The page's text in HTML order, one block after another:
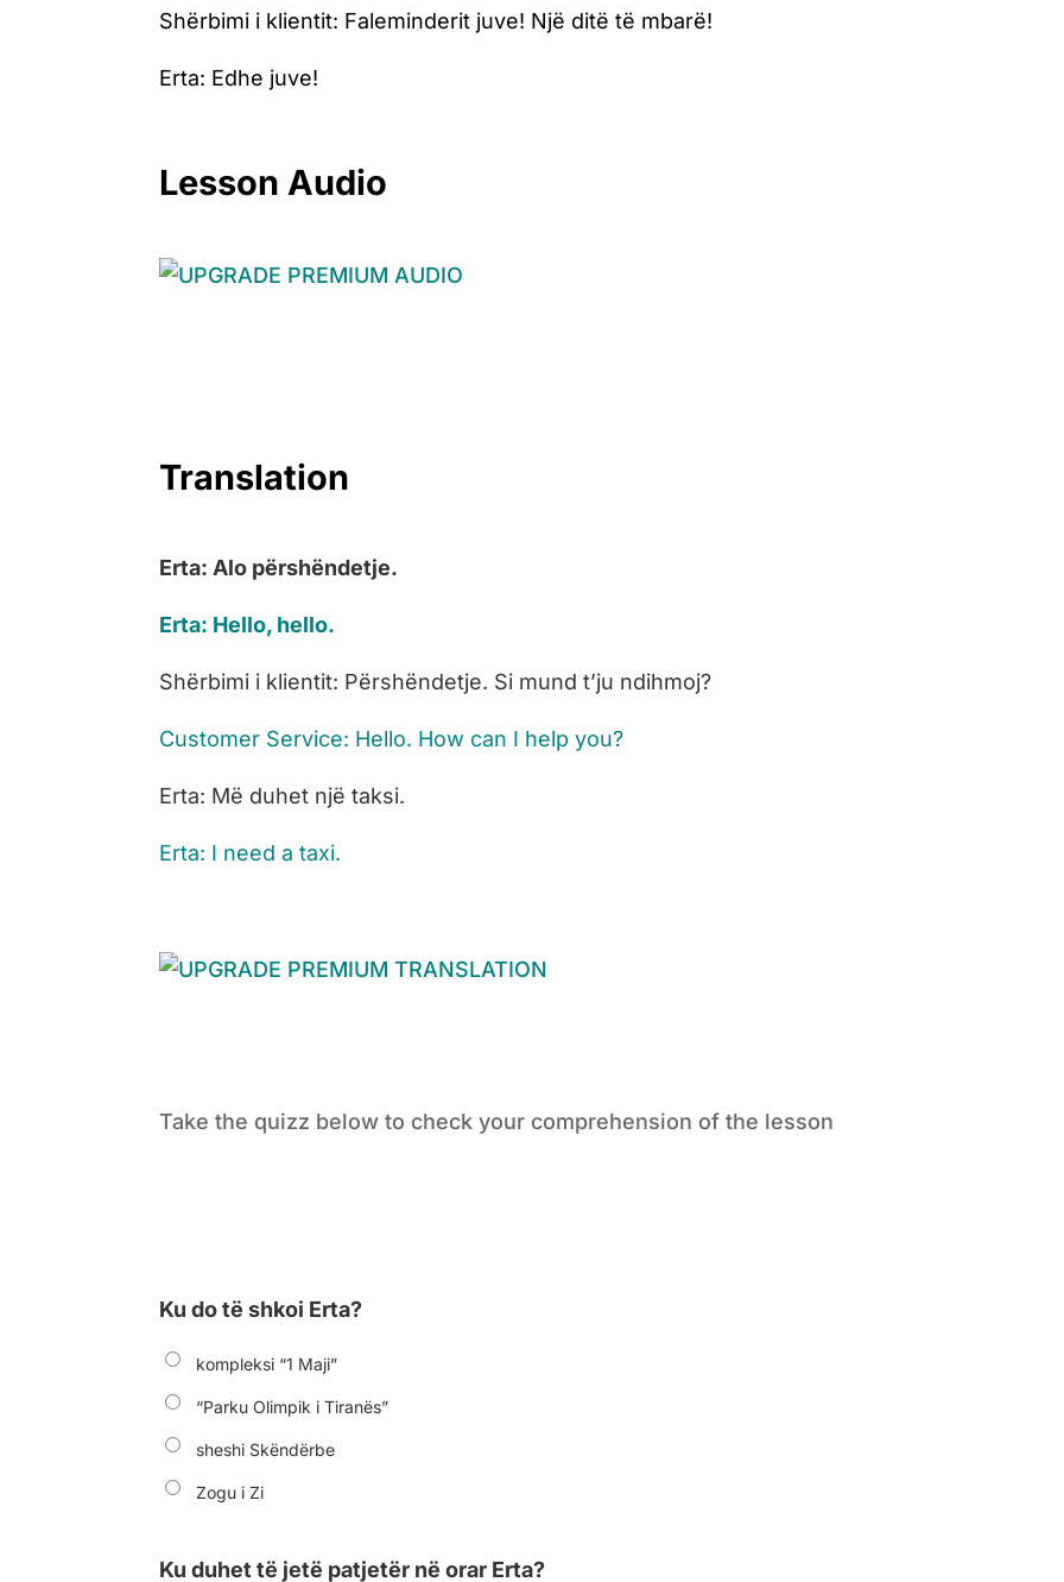
Shërbimi i klientit: Faleminderit juve! Një ditë të mbarë!
Erta: Edhe juve!
Lesson Audio
Translation
Erta: Alo përshëndetje.
Erta: Hello, hello.
Shërbimi i klientit: Përshëndetje. Si mund t’ju ndihmoj?
Customer Service: Hello. How can I help you?
Erta: Më duhet një taksi.
Erta: I need a taxi.
Take the quizz below to check your comprehension of the lesson
Ku do të shkoi Erta?
kompleksi “1 Maji”
“Parku Olimpik i Tiranës”
sheshi Skëndërbe
Zogu i Zi
Ku duhet të jetë patjetër në orar Erta?